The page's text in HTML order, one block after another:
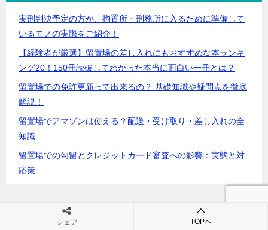
実刑判決予定の方が、拘置所・刑務所に入るために準備して
いるモノの実際をご紹介！
【経験者が厳選】留置場の差し入れにもおすすめな本ランキ
ング20！150冊読破してわかった本当に面白い一冊とは？
留置場での免許更新って出来るの？ 基礎知識や疑問点を徹底
解説！
留置場でアマゾンは使える？配送・受け取り・差し入れの全
知識
留置場での勾留とクレジットカード審査への影響：実態と対
応策
シェア TOPへ